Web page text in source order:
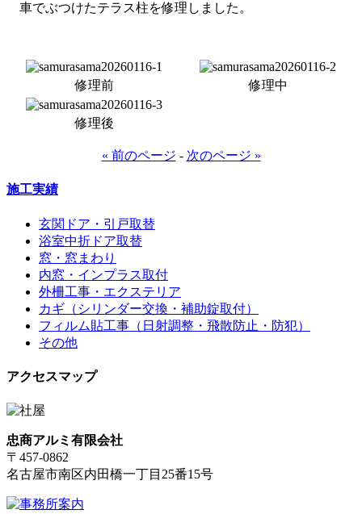
車でぶつけたテラス柱を修理しました。
修理前 修理中
修理後
« 前のページ - 次のページ »
施工実績
玄関ドア・引戸取替
浴室中折ドア取替
窓・窓まわり
内窓・インプラス取付
外柵工事・エクステリア
カギ（シリンダー交換・補助錠取付）
フィルム貼工事（日射調整・飛散防止・防犯）
その他
アクセスマップ
忠商アルミ有限会社
〒457-0862
名古屋市南区内田橋一丁目25番15号